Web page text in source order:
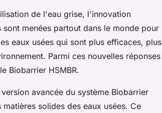
de l'eau grise, l'innovation
menées partout dans le monde pour
eaux usées qui sont plus efficaces, plus
Parmi ces nouvelles réponses
Biobarrier HSMBR.
avancée du système Biobarrier
solides des eaux usées. Ce